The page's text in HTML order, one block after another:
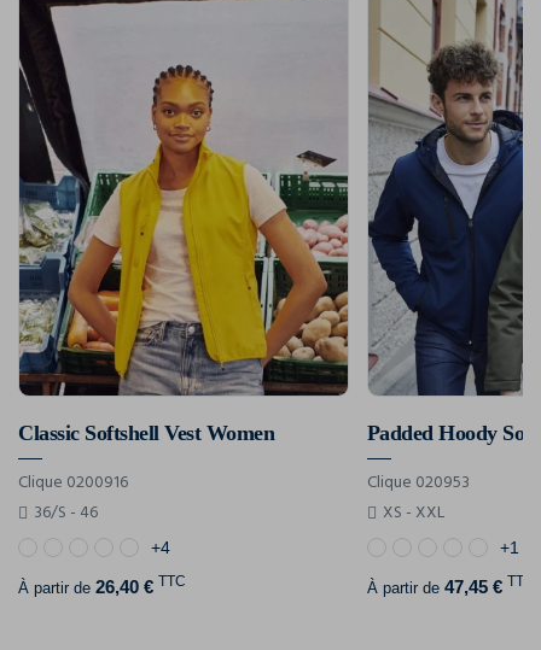
Classic Softshell Vest Women
Clique 0200916
36/S - 46
+4
À partir de 26,40 € TTC
Padded Hoody
Clique 020953
XS - XXL
+1
À partir de 47,45 € TTC